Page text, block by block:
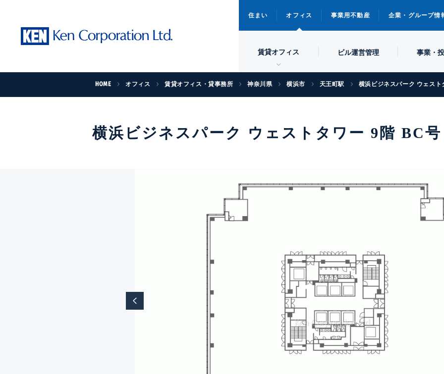
住まい オフィス 事業用不動産 企業・グループ情
賃貸オフィス ビル運営管理 事業・
HOME オフィス 賃貸オフィス・貸事務所 神奈川県 横浜市 天王町駅 横浜ビジネスパーク ウェスト
横浜ビジネスパーク ウェストタワー 9階 BC号